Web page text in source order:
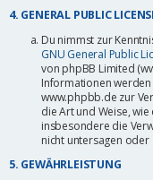
4. GENERAL PUBLIC
Du nimmst zur
GNU General Public
von phpBB Limited
Informationen
www.phpbb.de zur
die Art und Weise,
insbesondere die
nicht untersagen oder
5. GEWÄHRLEISTUNG